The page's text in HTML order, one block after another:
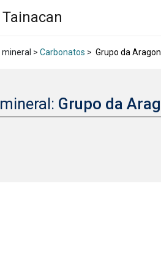
mineral > Carbonatos > Grupo da
Grupo da